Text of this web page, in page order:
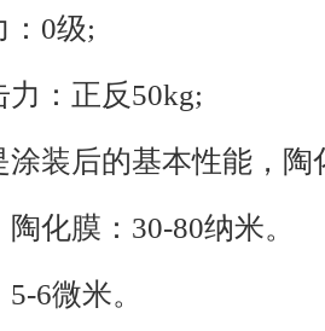
0级;
正反50kg;
的基本性能，陶化
膜：30-80纳米。
微米。